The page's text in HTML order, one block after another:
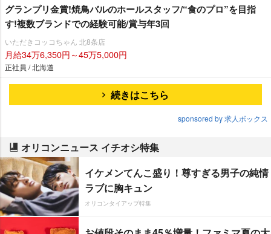
グランプリ金賞!焼鳥バルのホールスタッフ/“食のプロ”を目指
す!複数ブランドでの経験可能/賞与年3回
いただきコッコちゃん 北8条店
月給34万6,350円～45万5,000円
正社員 / 北海道
続きはこちら
sponsored by 求人ボックス
オリコンニュース イチオシ特集
イケメンてんこ盛り！尊すぎる男子の純情
ラブに胸キュン
オリコンタイアップ特集